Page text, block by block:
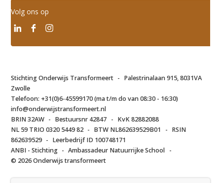
Volg ons op
Stichting Onderwijs Transformeert - Palestrinalaan 915, 8031VA
Zwolle
Telefoon: +31(0)6-45599170 (ma t/m do van 08:30 - 16:30)
info@onderwijstransformeert.nl
BRIN 32AW - Bestuursnr 42847 - KvK 82882088
NL 59 TRIO 0320 5449 82 - BTW NL862639529B01 - RSIN
862639529 - Leerbedrijf ID 100748171
ANBI - Stichting - Ambassadeur Natuurrijke School -
© 2026 Onderwijs transformeert